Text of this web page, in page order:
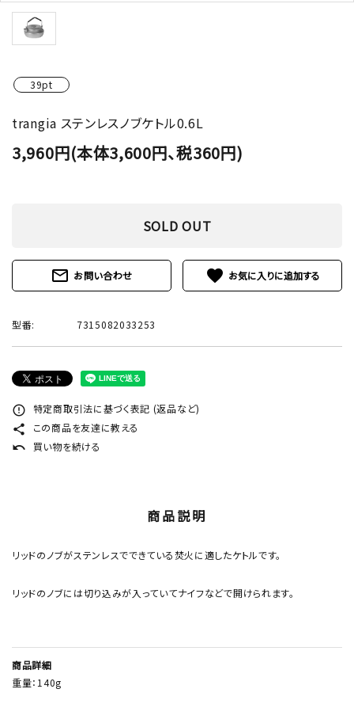
39pt
trangia ステンレスノブケトル0.6L
3,960円(本体3,600円、税360円)
SOLD OUT
mail_outline お問い合わせ favorite
型番: 7315082033253
error_outline 特定商取引法に基づく表記 (返品など)
share この商品を友達に教える
undo 買い物を続ける
商品説明
リッドのノブがステンレスでできている焚火に適したケトルです。
リッドのノブには切り込みが入っていてナイフなどで開けられます。
商品詳細
重量：140g